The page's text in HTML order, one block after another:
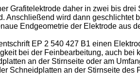
Grafitelektrode daher in zwei bis
Anschließend wird dann geschlichtet
Endgeometrie der Elektrode aus
EP 2 540 427 B1 einen
bei der Feinbearbeitung, auch
an der Stirnseite oder am
Schneidplatten an der Stirnseite des